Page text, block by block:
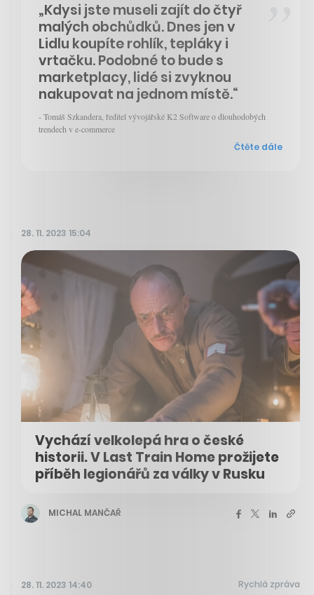
„Kdysi jste museli zajít do čtyř
malých obchůdků. Dnes jen v
Lidlu koupíte rohlík, tepláky i
vrtačku. Podobné to bude s
marketplacy, lidé si zvyknou
nakupovat na jednom místě.“
- Tomáš Szkandera, ředitel vývojářské K2 Software o dlouhodobých
trendech v e-commerce
Čtěte dále
28. 11. 2023 15:04
Vychází velkolepá hra o české
historii. V Last Train Home prožijete
příběh legionářů za války v Rusku
MICHAL MANČAŘ
28. 11. 2023 14:40 Rychlá zpráva